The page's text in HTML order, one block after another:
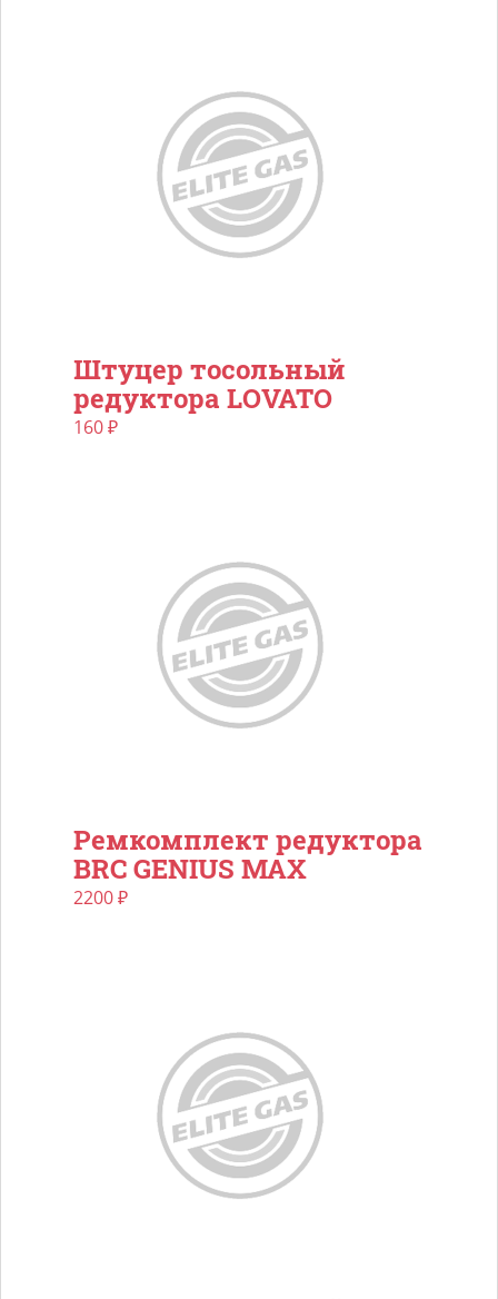
Штуцер тосольный
редуктора LOVATO
160₽
Ремкомплект редуктора
BRC GENIUS MAX
2200₽